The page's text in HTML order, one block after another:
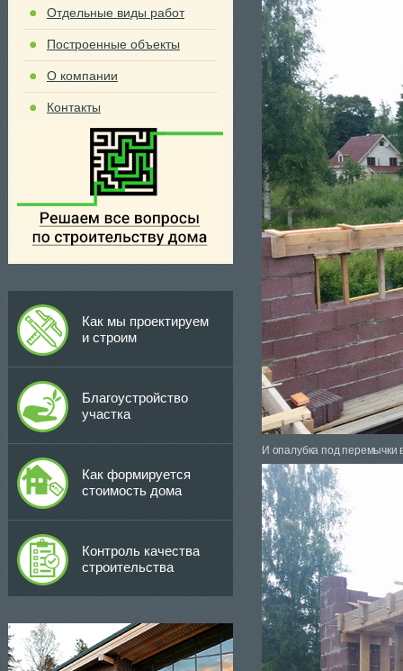
Отдельные виды работ
Построенные объекты
О компании
Контакты
Как мы проектируем
и строим
Благоустройство
участка
Как формируется
стоимость дома
Контроль качества
строительства
И опалубка под перемычки